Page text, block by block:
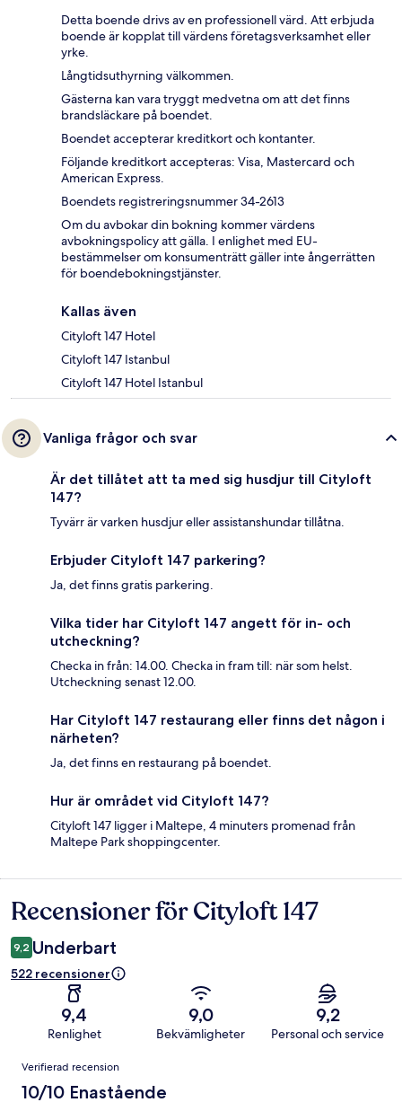
Detta boende drivs av en professionell värd. Att erbjuda
boende är kopplat till värdens företagsverksamhet eller
yrke.
Långtidsuthyrning välkommen.
Gästerna kan vara tryggt medvetna om att det finns
brandsläckare på boendet.
Boendet accepterar kreditkort och kontanter.
Följande kreditkort accepteras: Visa, Mastercard och
American Express.
Boendets registreringsnummer 34-2613
Om du avbokar din bokning kommer värdens
avbokningspolicy att gälla. I enlighet med EU-
bestämmelser om konsumenträtt gäller inte ångerrätten
för boendebokningstjänster.
Kallas även
Cityloft 147 Hotel
Cityloft 147 Istanbul
Cityloft 147 Hotel Istanbul
Vanliga frågor och svar
Är det tillåtet att ta med sig husdjur till Cityloft
147?
Tyvärr är varken husdjur eller assistanshundar tillåtna.
Erbjuder Cityloft 147 parkering?
Ja, det finns gratis parkering.
Vilka tider har Cityloft 147 angett för in- och
utcheckning?
Checka in från: 14.00. Checka in fram till: när som helst.
Utcheckning senast 12.00.
Har Cityloft 147 restaurang eller finns det någon i
närheten?
Ja, det finns en restaurang på boendet.
Hur är området vid Cityloft 147?
Cityloft 147 ligger i Maltepe, 4 minuters promenad från
Maltepe Park shoppingcenter.
Recensioner
Recensioner för Cityloft 147
9,2 Underbart
522 recensioner
9,4
Renlighet
9,0
Bekvämligheter
9,2
Personal och service
Recensioner
Verifierad recension
10/10 Enastående